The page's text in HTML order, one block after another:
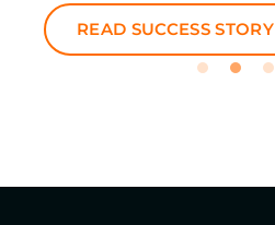
READ SUCCESS STORY